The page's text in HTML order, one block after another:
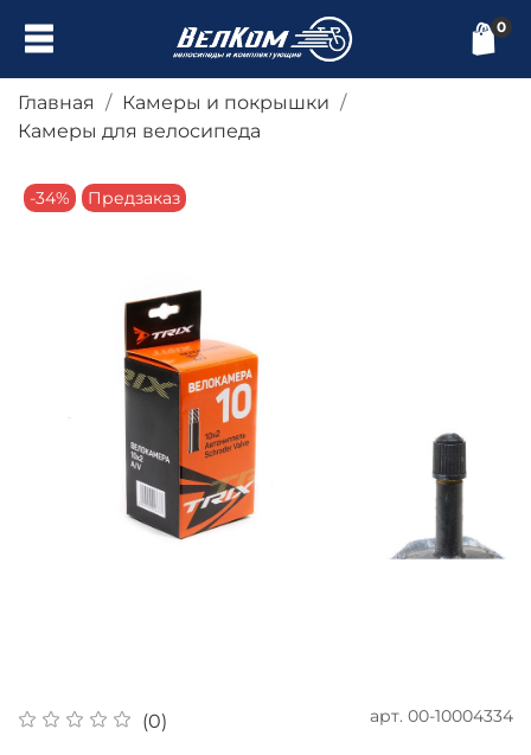
0
Главная
Камеры и покрышки
Камеры для велосипеда
-34% Предзаказ
(0) арт. 00-10004334